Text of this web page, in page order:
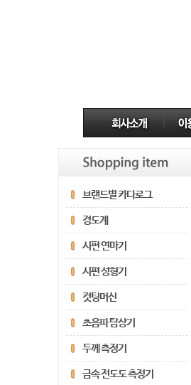
브랜드별 카다로그
경도계
시편 연마기
시편 성형기
컷팅머신
초음파 탐상기
두께 측정기
금속 전도도 측정기